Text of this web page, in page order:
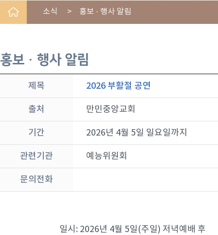
소식 > 홍보 · 행사 알림
홍보 · 행사 알림
제목 2026 부활절 공연
출처 만민중앙교회
기간 2026년 4월 5일 일요일까지
관련기관 예능위원회
문의전화
일시: 2026년 4월 5일(주일) 저녁예배 후